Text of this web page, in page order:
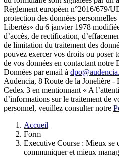
Règlement européen n°2016/679/
protection des données
Libertés» du 6 janvier 1978
d’accès, de rectification,
de limitation du traitement des
pouvez exercer vos droits ou poser
de vos données en contactant notre
Données par email à
Audencia, 8 Route de la Jonelière -
Cedex 3 en mentionnant « A
d’informations sur le traitement de
personnel, veuillez consulter notre
d'Ariane
Accueil
Form
Executive Course : Mieux se
communiquer et mieux